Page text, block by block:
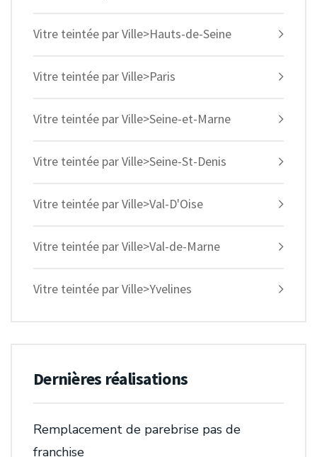
Vitre teintée par Ville>Hauts-de-Seine
Vitre teintée par Ville>Paris
Vitre teintée par Ville>Seine-et-Marne
Vitre teintée par Ville>Seine-St-Denis
Vitre teintée par Ville>Val-D'Oise
Vitre teintée par Ville>Val-de-Marne
Vitre teintée par Ville>Yvelines
Dernières réalisations
Remplacement de parebrise pas de
franchise